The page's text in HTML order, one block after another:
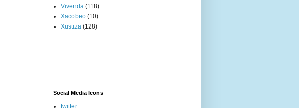
Vivenda (118)
Xacobeo (10)
Xustiza (128)
Social Media Icons
twitter